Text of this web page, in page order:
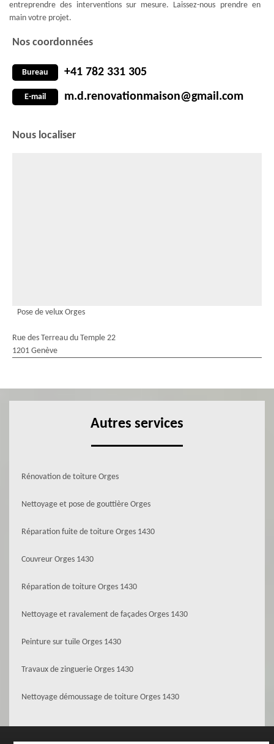
entreprendre des interventions sur mesure. Laissez-nous prendre en
main votre projet.
Nos coordonnées
Bureau +41 782 331 305
E-mail m.d.renovationmaison@gmail.com
Nous localiser
Pose de velux Orges
Rue des Terreau du Temple 22
1201 Genève
Autres services
Rénovation de toiture Orges
Nettoyage et pose de gouttière Orges
Réparation fuite de toiture Orges 1430
Couvreur Orges 1430
Réparation de toiture Orges 1430
Nettoyage et ravalement de façades Orges 1430
Peinture sur tuile Orges 1430
Travaux de zinguerie Orges 1430
Nettoyage démoussage de toiture Orges 1430